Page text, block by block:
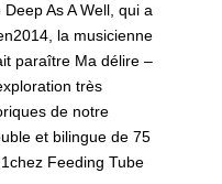
As A Well, qui a
la musicienne
paraître Ma délire –
très
de notre
et bilingue de 75
Feeding Tube